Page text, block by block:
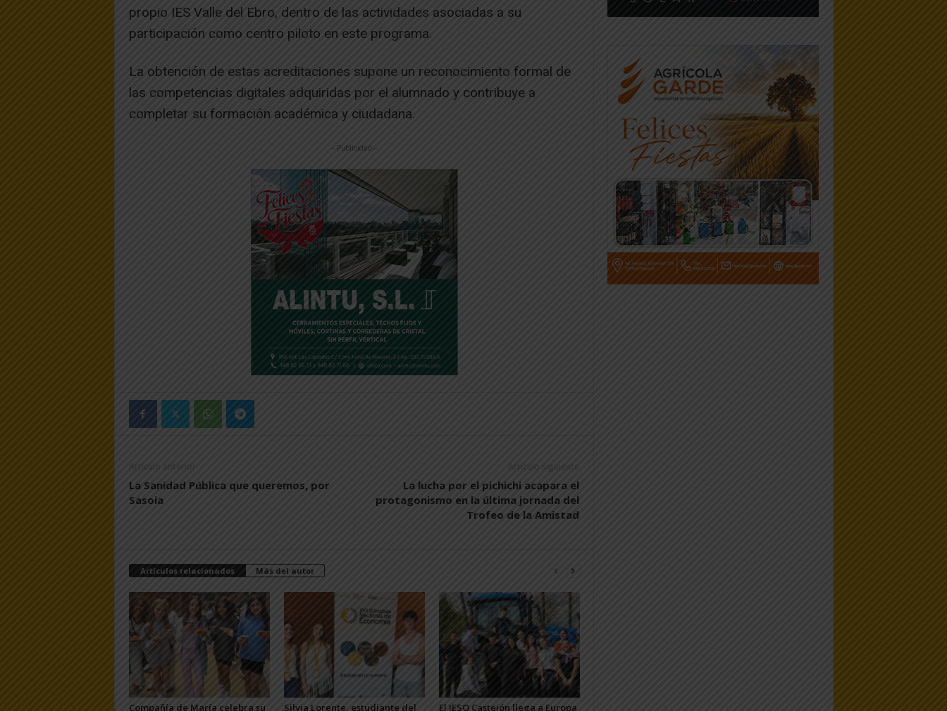
propio IES Valle del Ebro, dentro de las actividades asociadas a su
participación como centro piloto en este programa.
La obtención de estas acreditaciones supone un reconocimiento formal de
las competencias digitales adquiridas por el alumnado y contribuye a
completar su formación académica y ciudadana.
-- Publicidad --
Artículo anterior
La Sanidad Pública que queremos, por
Sasoia
Artículo siguiente
La lucha por el pichichi acapara el
protagonismo en la última jornada del
Trofeo de la Amistad
Artículos relacionados Más del autor
Compañía de María celebra su Silvia Lorente, estudiante del El IESO Castejón llega a Europa